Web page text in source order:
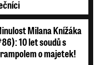
Milana Knížáka
10 let soudů s
o majetek!